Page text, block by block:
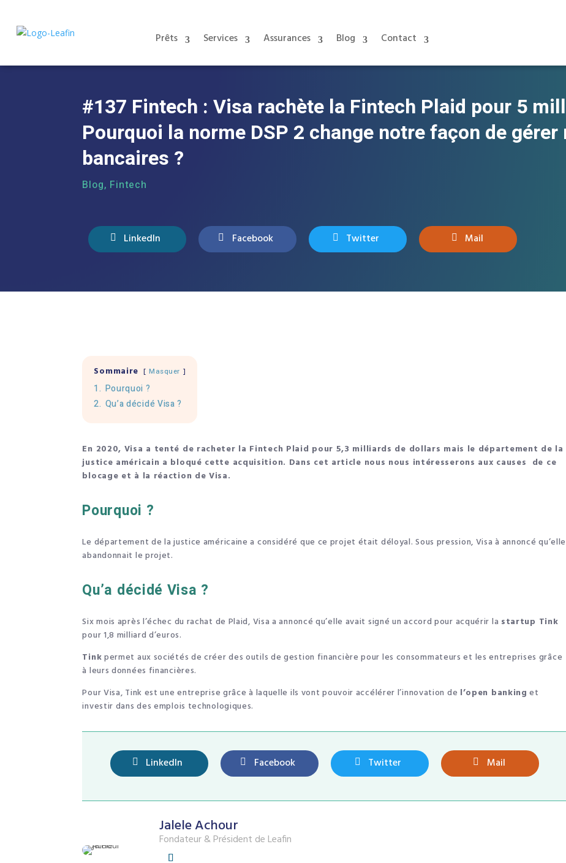
Prêts Services Assurances Blog Contact
#137 Fintech : Visa rachète la Fintech Plaid pour 5
Pourquoi la norme DSP 2 change notre façon de
bancaires ?
Blog, Fintech
LinkedIn Facebook Twitter Mail
Sommaire Masquer
1. Pourquoi ?
2. Qu’a décidé Visa ?
En 2020, Visa a tenté de racheter la Fintech Plaid pour 5,3 milliards de dollars mais le département de la
justice américain a bloqué cette acquisition. Dans cet article nous nous intéresserons aux causes de ce
blocage et à la réaction de Visa.
Pourquoi ?
Le département de la justice américaine a considéré que ce projet était déloyal. Sous pression, Visa à annoncé qu’elle
abandonnait le projet.
Qu’a décidé Visa ?
Six mois après l’échec du rachat de Plaid, Visa a annoncé qu’elle avait signé un accord pour acquérir la startup Tink
pour 1,8 milliard d’euros.
Tinkpermet aux sociétés de créer des outils de gestion financière pour les consommateurs et les entreprises grâce
à leurs données financières.
Pour Visa, Tink est une entreprise grâce à laquelle ils vont pouvoir accélérer l’innovation de l’open banking et
investir dans des emplois technologiques.
LinkedIn Facebook Twitter Mail
Jalele Achour
Fondateur & Président de Leafin